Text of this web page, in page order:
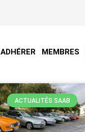
ADHÉRER MEMBRES
ACTUALITÉS SAAB